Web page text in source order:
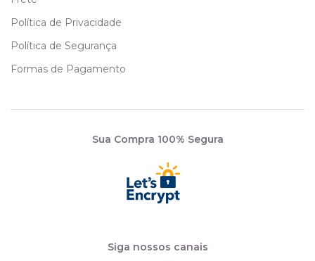
Política de Privacidade
Política de Segurança
Formas de Pagamento
Sua Compra 100% Segura
Siga nossos canais